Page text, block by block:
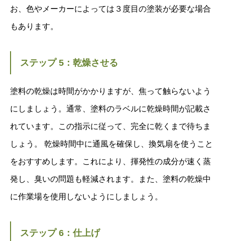
お、色やメーカーによっては３度目の塗装が必要な場合
もあります。
ステップ 5：乾燥させる
塗料の乾燥は時間がかかりますが、焦って触らないよう
にしましょう。通常、塗料のラベルに乾燥時間が記載さ
れています。この指示に従って、完全に乾くまで待ちま
しょう。 乾燥時間中に通風を確保し、換気扇を使うこと
をおすすめします。これにより、揮発性の成分が速く蒸
発し、臭いの問題も軽減されます。また、塗料の乾燥中
に作業場を使用しないようにしましょう。
ステップ 6：仕上げ